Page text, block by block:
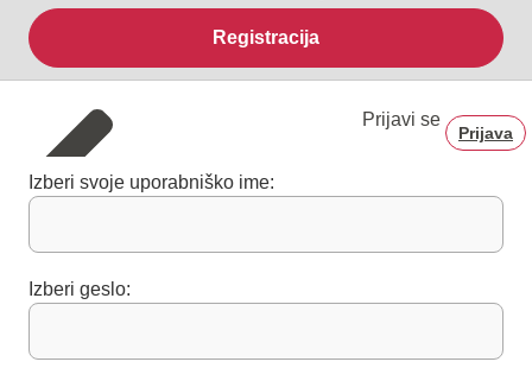
Registracija
Prijavi se
Prijava
Izberi svoje uporabniško ime:
Izberi geslo: